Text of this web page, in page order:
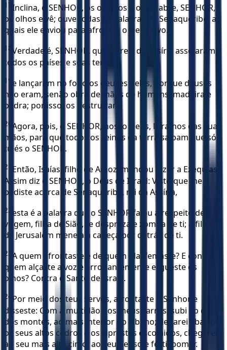
17 Inclina, ó SENHOR, os ouvidos e ouve; abre, SENHOR,
os olhos e vê; ouve todas as palavras de Senaqueribe, as
quais ele enviou para afrontar o Deus vivo.
18 Verdade é, SENHOR, que os reis da Assíria assolaram
todos os países e suas terras
19 e lançaram no fogo os deuses deles, porque deuses
não eram, senão obra de mãos de homens, madeira e
pedra; por isso, os destruíram.
20 Agora, pois, ó SENHOR, nosso Deus, livra-nos das suas
mãos, para que todos os reinos da terra saibam que só
tu és o SENHOR.
21
Então, Isaías, filho de Amoz, mandou dizer a Ezequias:
Assim diz o SENHOR, o Deus de Israel: Visto que me
pediste acerca de Senaqueribe, rei da Assíria,
22 esta é a palavra que o SENHOR falou a respeito dele: A
virgem, filha de Sião, te despreza e zomba de ti; a filha
de Jerusalém meneia a cabeça por detrás de ti.
23 A quem afrontaste e de quem blasfemaste? E contra
quem alçaste a voz e arrogantemente ergueste os
olhos? Contra o Santo de Israel.
24 Por meio dos teus servos, afrontaste o Senhor e
disseste: Com a multidão dos meus carros, subi ao cimo
dos montes, ao mais interior do Líbano; deitarei abaixo
os seus altos cedros e os ciprestes escolhidos, chegarei
ao seu mais alto cimo, ao seu denso e fértil pomar.